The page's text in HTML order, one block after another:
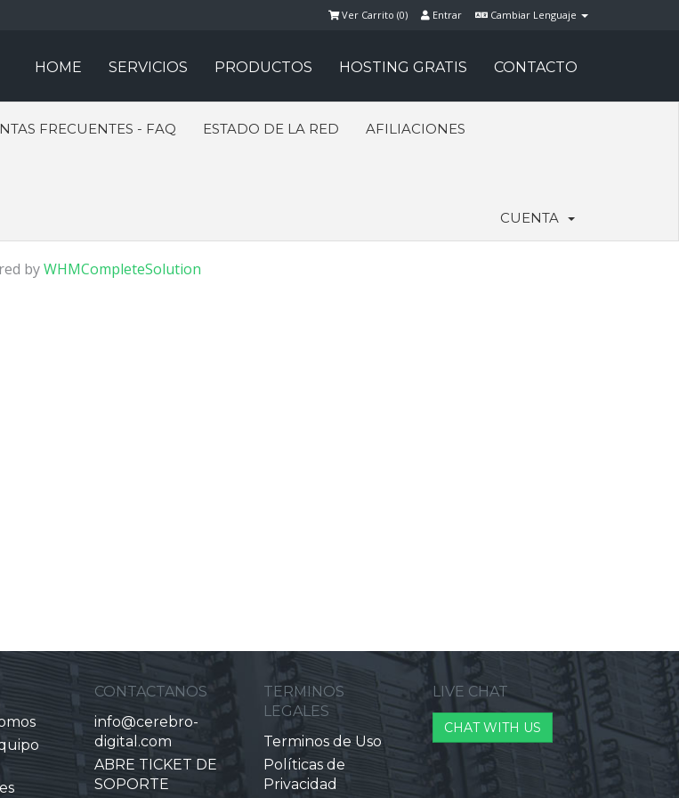
Cambiar Lenguaje
Entrar
Ver Carrito (0)
HOME SERVICIOS PRODUCTOS HOSTING GRATIS CONTACTO
FRECUENTES - FAQ ESTADO DE LA RED AFILIACIONES
CUENTA
byWHMCompleteSolution
CONTACTANOS
info@cerebro-
digital.com
ABRE TICKET DE
SOPORTE
TERMINOS
LEGALES
Terminos de Uso
Políticas de
Privacidad
LIVE CHAT
CHAT WITH US